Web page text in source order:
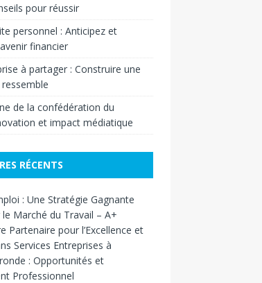
pour réussir
personnel : Anticipez et
financier
à partager : Construire une
de la confédération du
et impact médiatique
RÉCENTS
: Une Stratégie Gagnante
Marché du Travail – A+
Partenaire pour l’Excellence et
Services Entreprises à
: Opportunités et
Professionnel